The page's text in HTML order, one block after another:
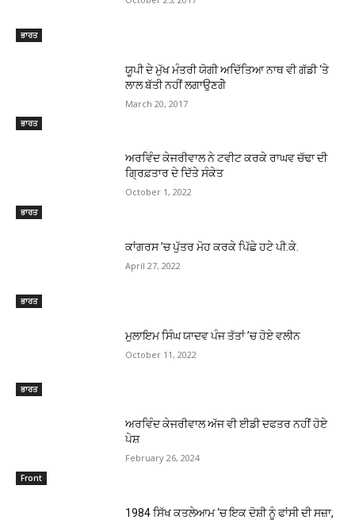
ਭਾਰਤ
ਭਾਰਤ
ਯੂਪੀ ਦੇ ਮੁੱਖ ਮੰਤਰੀ ਯੋਗੀ ਅਦਿੱਤਿਆ ਨਾਥ ਵੀ ਗੱਡੀ ‘ਤੇ
ਲਾਲ ਬੱਤੀ ਨਹੀਂ ਲਗਾਉਣਗੇੋ
March 20, 2017
ਭਾਰਤ
ਅਰਵਿੰਦ ਕੇਜਰੀਵਾਲ ਨੇ ਟਵੀਟ ਕਰਕੇ ਰਾਘਵ ਚੱਢਾ ਦੀ
ਗਿ੍ਰਫ਼ਤਾਰ ਦੇ ਦਿੱਤੇ ਸੰਕੇਤ
October 1, 2022
ਭਾਰਤ
ਕਾਂਗਰਸ ’ਚ ਪੁੱਤਰ ਮੋਹ ਕਰਕੇ ਪਿੱਛੇ ਹਟੇ ਪੀ.ਕੇ.
April 27, 2022
ਭਾਰਤ
ਮੁਲਾਇਮ ਸਿੰਘ ਯਾਦਵ ਪੰਜ ਤੱਤਾਂ ’ਚ ਹੋਏ ਵਲੀਨ
October 11, 2022
Front
ਅਰਵਿੰਦ ਕੇਜਰੀਵਾਲ ਅੱਜ ਵੀ ਈਡੀ ਦਫਤਰ ਨਹੀਂ ਹੋਏ
ਪੇਸ਼
February 26, 2024
1984 ਸਿੱਖ ਕਤਲੇਆਮ ‘ਚ ਇਕ ਦੋਸ਼ੀ ਨੂੰ ਫਾਂਸੀ ਦੀ ਸਜ਼ਾ,